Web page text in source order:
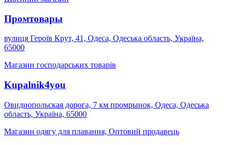
Промтовары
вулиця Героїв Крут, 41, Одеса, Одеська область, Україна,
65000
Магазин господарських товарів
Kupalnik4you
Овидиопольская дорога, 7 км промрынок, Одеса, Одеська
область, Україна, 65000
Магазин одягу для плавання, Оптовий продавець